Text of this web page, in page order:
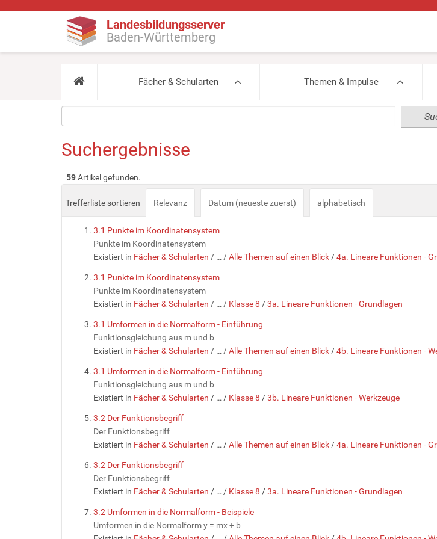
Landesbildungsserver
Baden-Württemberg
Fächer & Schularten Themen & Impulse
Suchergebnisse
59Artikel gefunden.
Trefferliste sortieren Relevanz Datum (neueste zuerst) alphabetisch
3.1 Punkte im Koordinatensystem
Punkte im Koordinatensystem
Existiert in Fächer & Schularten / … /Alle Themen auf einen Blick /4a. Lineare Funktionen -
3.1 Punkte im Koordinatensystem
Punkte im Koordinatensystem
Existiert in Fächer & Schularten / … / Klasse 8 /3a. Lineare Funktionen - Grundlagen
3.1 Umformen in die Normalform - Einführung
Funktionsgleichung aus m und b
Existiert in Fächer & Schularten / … /Alle Themen auf einen Blick /4b. Lineare Funktionen -
3.1 Umformen in die Normalform - Einführung
Funktionsgleichung aus m und b
Existiert in Fächer & Schularten / … / Klasse 8 /3b. Lineare Funktionen - Werkzeuge
3.2 Der Funktionsbegriff
Der Funktionsbegriff
Existiert in Fächer & Schularten / … /Alle Themen auf einen Blick /4a. Lineare Funktionen -
3.2 Der Funktionsbegriff
Der Funktionsbegriff
Existiert in Fächer & Schularten / … / Klasse 8 /3a. Lineare Funktionen - Grundlagen
3.2 Umformen in die Normalform - Beispiele
Umformen in die Normalform y = mx + b